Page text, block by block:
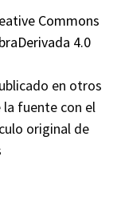
Commons
4.0
en otros
la fuente con el
original de